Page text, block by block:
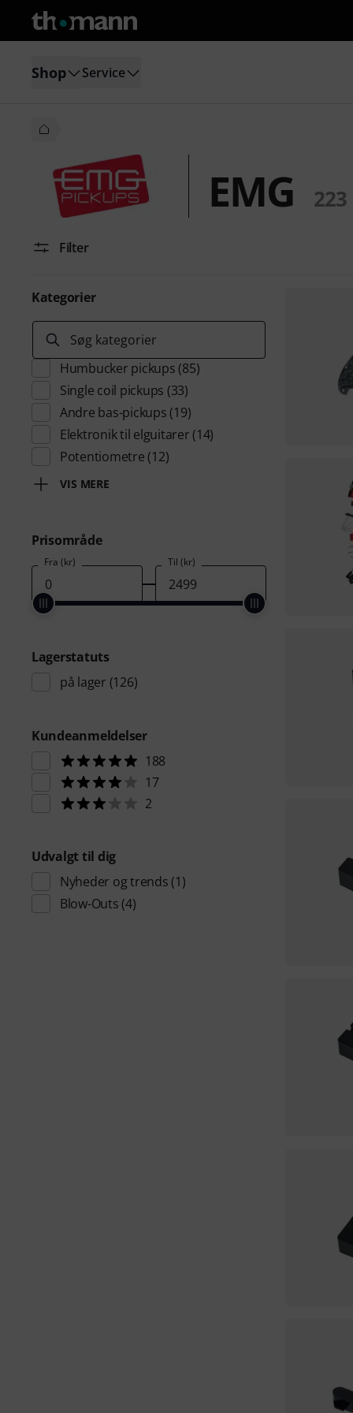
Shop Service
EMG 223
Filter
Kategorier
Søg kategorier
Humbucker pickups (85)
Single coil pickups (33)
Andre bas-pickups (19)
Elektronik til elguitarer (14)
Potentiometre (12)
VIS MERE
Prisområde
Fra (kr) Til (kr)
Lagerstatuts
på lager (126)
Kundeanmeldelser
188
17
2
Udvalgt til dig
Nyheder og trends (1)
Blow-Outs (4)